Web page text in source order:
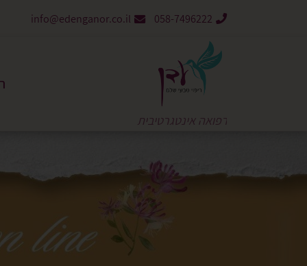
058-7496222
info@edenganor.co.il
רפואה אינטגרטיבית